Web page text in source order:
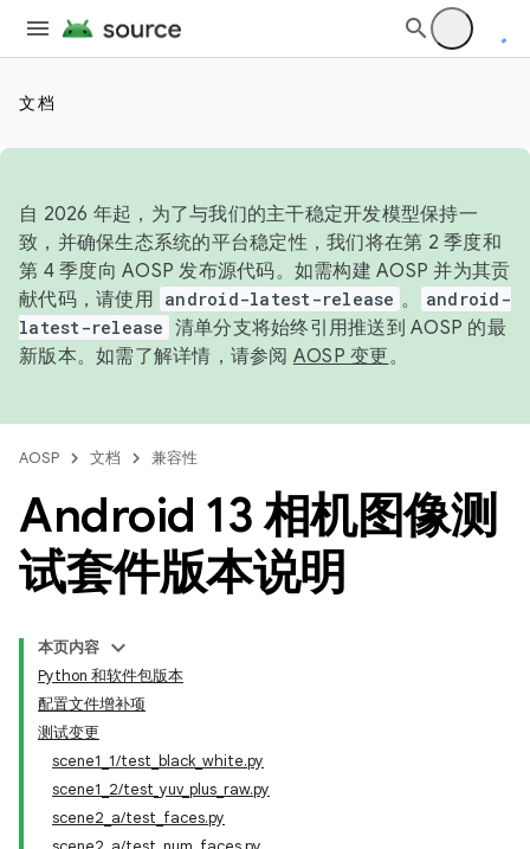
文档
自 2026 年起，为了与我们的主干稳定开发模型保持一
致，并确保生态系统的平台稳定性，我们将在第 2 季度和
第 4 季度向 AOSP 发布源代码。如需构建 AOSP 并为其贡
献代码，请使用 android-latest-release 。
android-
latest-release 清单分支将始终引用推送到 AOSP 的最
新版本。如需了解详情，请参阅 AOSP 变更。
AOSP 文档 兼容性
Android 13 相机图像测
试套件版本说明
本页内容
Python 和软件包版本
配置文件增补项
测试变更
scene1_1/test_black_white.py
scene1_2/test_yuv_plus_raw.py
scene2_a/test_faces.py